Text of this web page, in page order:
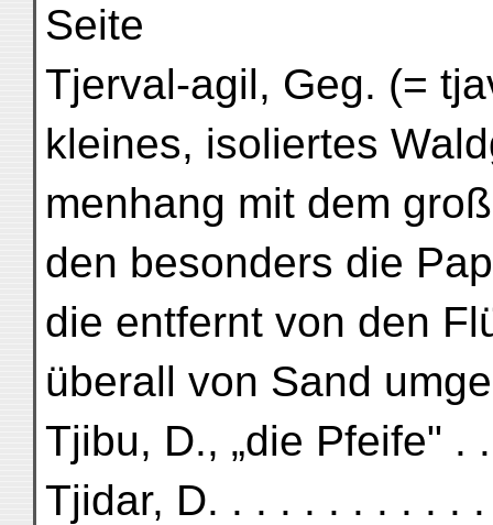
Seite
Tjerval-agil, Geg. (=
kleines, isoliertes
menhang mit dem
den besonders die
die entfernt von den
überall von Sand
Tjibu, D., „die Pfeife" .
Tjidar, D. . . . . . . . . . .